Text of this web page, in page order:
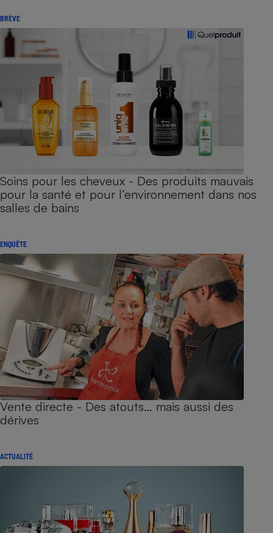
BRÈVE
Soins pour les cheveux - Des produits mauvais
pour la santé et pour l’environnement dans nos
salles de bains
ENQUÊTE
Vente directe - Des atouts… mais aussi des
dérives
ACTUALITÉ